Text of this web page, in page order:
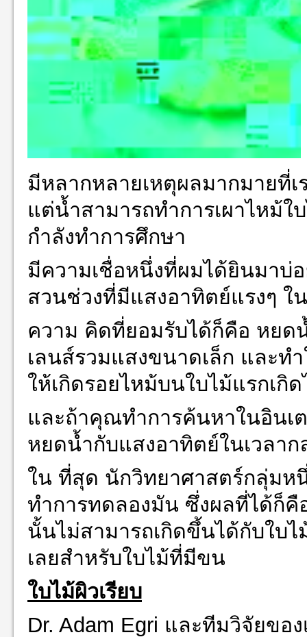
มีหลากหลายเหตุผลมากมายที่เ
แต่น้ำสามารถทำการเผาไหม้ใ
กำลังทำการศึกษา
มีความเชื่อหนึ่งที่ผมได้ยินมาบ่
สวนช่วงที่มีแสงอาทิตย์แรงๆ ใ
ความ คิดที่ยอมรับได้ก็คือ หย
เลนส์รวมแสงขนาดเล็ก และท
ให้เกิดรอยไหม้บนใบไม้แรกเกิด
และถ้าคุณทำการค้นหาในอินเ
หยดน้ำกับแสงอาทิตย์ในเวลา
ใน ที่สุด นักวิทยาศาสตร์กลุ่มห
ทำการทดลองมัน ซึ่งผลที่ได้ก็คื
นั้นไม่สามารถเกิดขึ้นได้กับใบ
เลยสำหรับใบไม้ที่มีขน
ใบไม้ผิวเรียบ
Dr. Adam Egri และทีมวิจัยขอ